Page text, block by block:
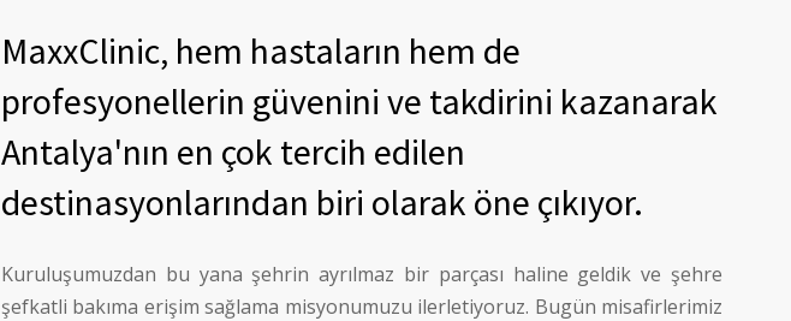
MaxxClinic, hem hastaların hem de
profesyonellerin güvenini ve takdirini kazanarak
Antalya'nın en çok tercih edilen
destinasyonlarından biri olarak öne çıkıyor.
Kuruluşumuzdan bu yana şehrin ayrılmaz bir parçası haline geldik ve şehre
şefkatli bakıma erişim sağlama misyonumuzu ilerletiyoruz. Bugün misafirlerimiz